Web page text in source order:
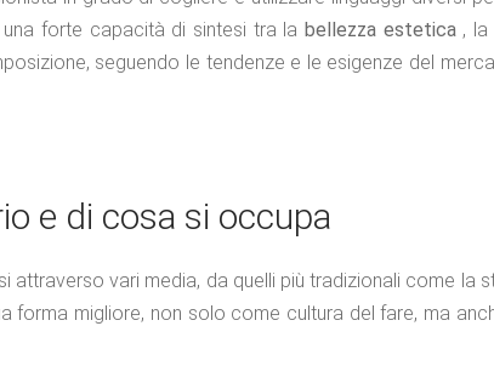
forte capacità di sintesi tra la bellezza estetica, la
seguendo le tendenze e le esigenze del
e di cosa si occupa
attraverso vari media, da quelli più tradizionali come la
forma migliore, non solo come cultura del fare, ma